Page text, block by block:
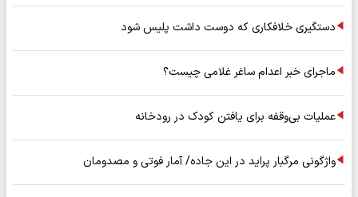
دستگیری خلافکاری که دوست داشت پلیس شود
ماجرای خبر اعدام ساغر غلامی چیست؟
عملیات بی‌وقفه برای یافتن کودک در رودخانه
واژگونی مرگبار پراید در این جاده/ آمار فوتی و مصدومان